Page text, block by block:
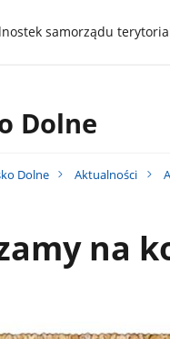
samorządu
Dolne
Dolne Aktualności
na